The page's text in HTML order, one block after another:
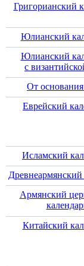
Григорианский
Юлианский
Юлианский
с
От
Еврейский
Исламский
Древнеармянский
Армянский
Китайский